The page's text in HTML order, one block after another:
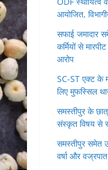
आयोजित,
सफाई जमादार
कर्मियों से
आरोप
SC-ST एक्ट के
लिए मुफस्सिल
समस्तीपुर के
संस्कृत विषय से
समस्तीपुर समेत
वर्षा और